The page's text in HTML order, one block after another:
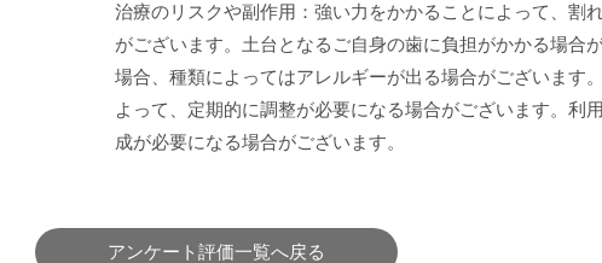
治療のリスクや副作用：強い力をかかることによって、割
がございます。土台となるご自身の歯に負担がかかる場合
場合、種類によってはアレルギーが出る場合がございます
よって、定期的に調整が必要になる場合がございます。利
成が必要になる場合がございます。
アンケート評価一覧へ戻る